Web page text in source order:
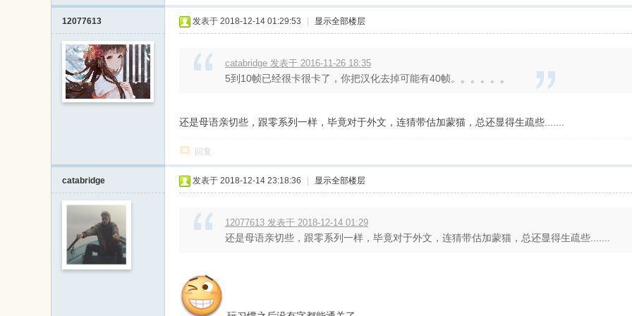
12077613 发表于 2018-12-14 01:29:53 显示全部楼层
catabridge 发表于 2016-11-26 18:35
5到10帧已经很卡很卡了，你把汉化去掉可能有40帧。。。。。。
还是母语亲切些，跟零系列一样，毕竟对于外文，连猜带估加蒙猫，总还显得生疏些.......
回复
catabridge 发表于 2018-12-14 23:18:36 显示全部楼层
12077613 发表于 2018-12-14 01:29
还是母语亲切些，跟零系列一样，毕竟对于外文，连猜带估加蒙猫，总还显得生疏些.......